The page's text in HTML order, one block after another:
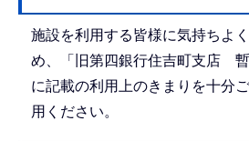
施設を利用する皆様に気持ちよ
め、「旧第四銀行住吉町支店 暫
に記載の利用上のきまりを十分
用ください。